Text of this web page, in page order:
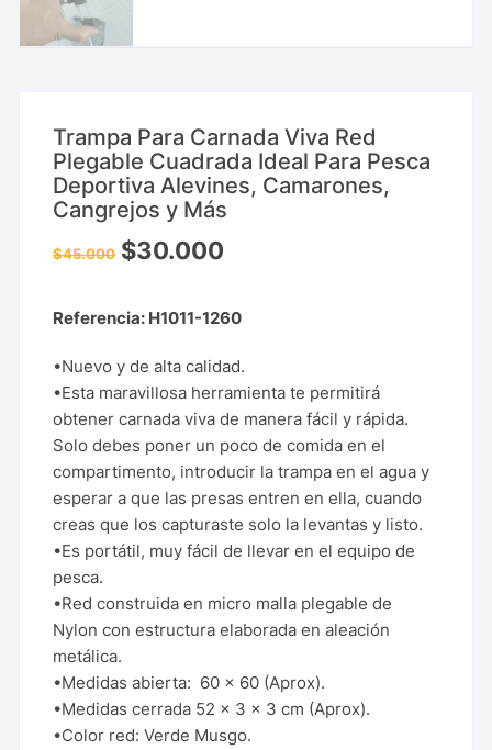
Trampa Para Carnada Viva Red
Plegable Cuadrada Ideal Para Pesca
Deportiva Alevines, Camarones,
Cangrejos y Más
$45.000 $30.000
Referencia: H1011-1260
•Nuevo y de alta calidad.
•Esta maravillosa herramienta te permitirá
obtener carnada viva de manera fácil y rápida.
Solo debes poner un poco de comida en el
compartimento, introducir la trampa en el agua y
esperar a que las presas entren en ella, cuando
creas que los capturaste solo la levantas y listo.
•Es portátil, muy fácil de llevar en el equipo de
pesca.
•Red construida en micro malla plegable de
Nylon con estructura elaborada en aleación
metálica.
•Medidas abierta: 60 x 60 (Aprox).
•Medidas cerrada 52 x 3 x 3 cm (Aprox).
•Color red: Verde Musgo.